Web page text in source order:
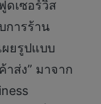
ดเซอร์วิส
การร้าน
ผยรูปแบบ
าส่ง” มาจาก